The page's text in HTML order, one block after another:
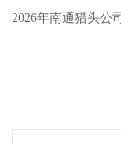
2026年南通猎头公